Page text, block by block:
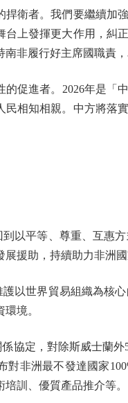
者。我們要繼續加
上發揮更大作用，糾
非履行好主席國職責
進者。2026年是「
民相知相親。中方將落
平等、尊重、互惠方
援助，持續助力非洲
世界貿易組織為核心
境。
定，對除斯威士蘭外
對非洲最不發達國家
訓、優質產品推介等。